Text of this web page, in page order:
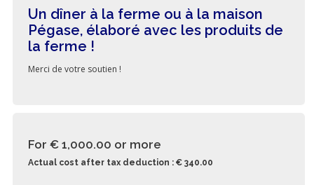
Un dîner à la ferme ou à la maison
Pégase, élaboré avec les produits de
la ferme !
Merci de votre soutien !
For € 1,000.00 or more
Actual cost after tax deduction : € 340.00